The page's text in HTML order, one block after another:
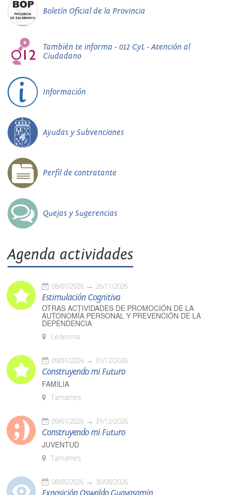
Boletín Oficial de la Provincia
También te informa - 012 CyL - Atención al
Ciudadano
Información
Ayudas y Subvenciones
Perfil de contratante
Quejas y Sugerencias
Agenda actividades
08/01/2026 26/11/2026
Estimulación Cognitiva
OTRAS ACTIVIDADES DE PROMOCIÓN DE LA
AUTONOMÍA PERSONAL Y PREVENCIÓN DE LA
DEPENDENCIA
Ledesma
09/01/2026 31/12/2026
Construyendo mi Futuro
FAMILIA
Tamames
09/01/2026 31/12/2026
Construyendo mi Futuro
JUVENTUD
Tamames
08/05/2026 30/08/2026